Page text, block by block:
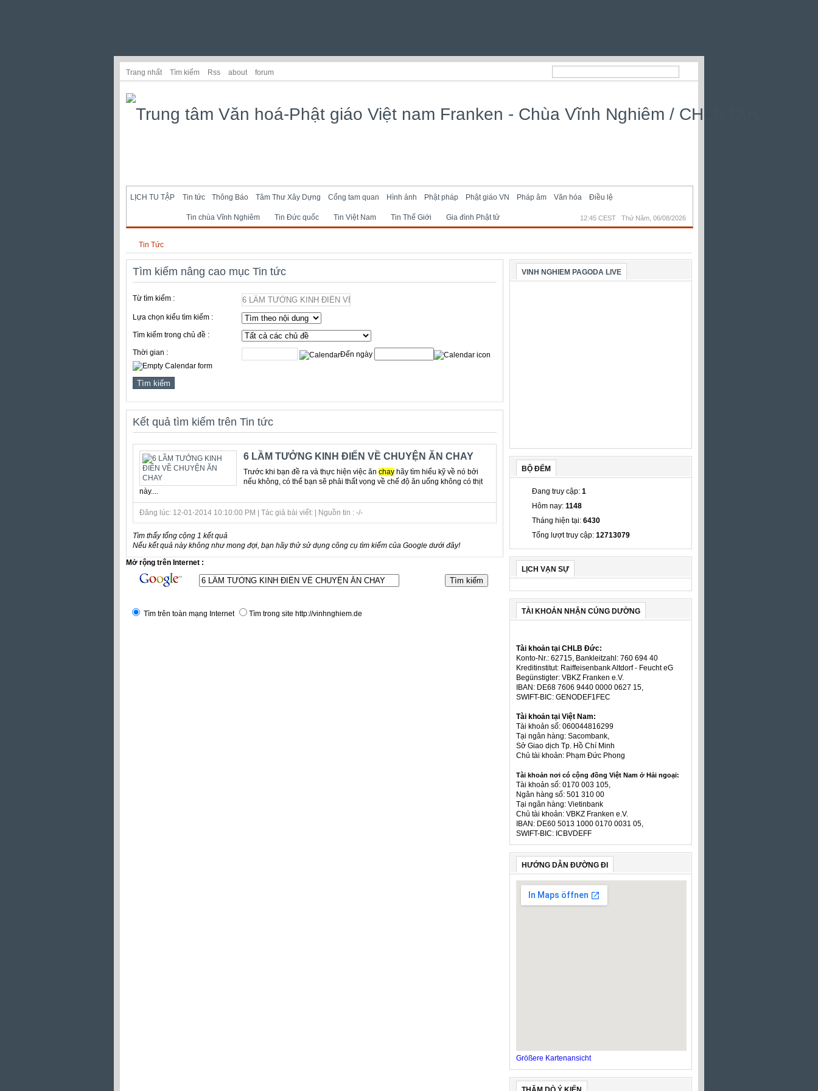
Trang nhất Tìm kiếm Rss about forum
LỊCH TU TẬP Tin tức
Tin chùa Vĩnh Nghiêm Tin Đức quốc Tin Việt Nam Tin Thế Giới Gia đình Phật tử
Thông Báo Tâm Thư Xây Dựng Cổng tam quan Hình ảnh Phật pháp Phật giáo VN Pháp âm Văn hóa Điều lệ
12:45 CEST Thứ Năm, 06/08/2026
Tin Tức
Tìm kiếm nâng cao mục Tin tức
Từ tìm kiếm :
Lựa chọn kiểu tìm kiếm :
Tìm kiếm trong chủ đề :
Thời gian : Đến ngày
Kết quả tìm kiếm trên Tin tức
6 LẦM TƯỞNG KINH ĐIỂN VỀ CHUYỆN ĂN CHAY
Trước khi bạn đề ra và thực hiện việc ăn chayhãy tìm hiểu kỹ về nó bởi
nếu không, có thể bạn sẽ phải thất vọng về chế độ ăn uống không có thịt
này....
Đăng lúc: 12-01-2014 10:10:00 PM | Tác giả bài viết: | Nguồn tin : -/-
Tìm thấy tổng cộng 1 kết quả
Nếu kết quả này không như mong đợi, bạn hãy thử sử dụng công cụ tìm kiếm của Google dưới đây!
Mở rộng trên Internet :
Tìm trên toàn mạng Internet Tìm trong site http://vinhnghiem.de
VINH NGHIEM PAGODA LIVE
BỘ ĐẾM
Đang truy cập: 1
Hôm nay: 1148
Tháng hiện tại: 6430
Tổng lượt truy cập: 12713079
LỊCH VẠN SỰ
TÀI KHOẢN NHẬN CÚNG DƯỜNG
Tài khoản tại CHLB Đức:
Konto-Nr.: 62715, Bankleitzahl: 760 694 40
Kreditinstitut: Raiffeisenbank Altdorf - Feucht eG
Begünstigter: VBKZ Franken e.V.
IBAN: DE68 7606 9440 0000 0627 15,
SWIFT-BIC: GENODEF1FEC
Tài khoản tại Việt Nam:
Tài khoản số: 060044816299
Tại ngân hàng: Sacombank,
Sở Giao dịch Tp. Hồ Chí Minh
Chủ tài khoản: Phạm Đức Phong
Tài khoản nơi có cộng đồng Việt Nam ở Hải ngoại:
Tài khoản số: 0170 003 105,
Ngân hàng số: 501 310 00
Tại ngân hàng: Vietinbank
Chủ tài khoản: VBKZ Franken e.V.
IBAN: DE60 5013 1000 0170 0031 05,
SWIFT-BIC: ICBVDEFF
HƯỚNG DẪN ĐƯỜNG ĐI
Größere Kartenansicht